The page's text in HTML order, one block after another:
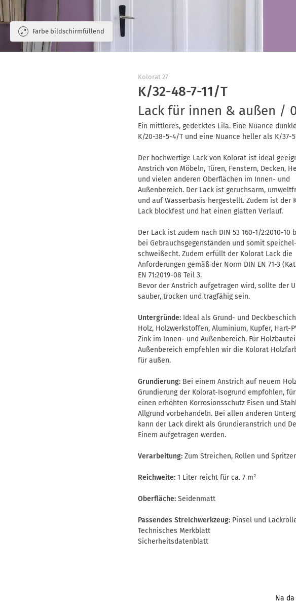
Farbe bildschirmfüllend
Kolorat
Farbpaletten
Kolorat 27
K/32-48-7-11/T
Lack für innen & außen /
Ein mittleres, gedecktes Lila. Eine Nuance
K/20-38-5-4/T und eine Nuance heller als K/37-
Der hochwertige Lack von Kolorat ist ideal
Anstrich von Möbeln, Türen, Fenstern, Decken,
und vielen anderen Oberflächen im Innen- und
Außenbereich. Der Lack ist geruchsarm,
und auf Wasserbasis hergestellt. Zudem ist der
Lack blockfest und hat einen glatten Verlauf.
Der Lack ist zudem nach DIN 53 160-1/2:2010-10
bei Gebrauchsgegenständen und somit
schweißecht. Zudem erfüllt der Kolorat Lack die
Anforderungen gemäß der Norm DIN EN 71-3
EN 71:2019-08 Teil 3.
Bevor der Anstrich aufgetragen wird, sollte der
sauber, trocken und tragfähig sein.
Untergründe: Ideal als Grund- und
Holz, Holzwerkstoffen, Aluminium, Kupfer, Hart-
Zink im Innen- und Außenbereich. Für
Außenbereich empfehlen wir die Kolorat
für außen.
Grundierung: Bei einem Anstrich auf neuem
Grundierung der Kolorat-Isogrund empfohlen, für
einen erhöhten Korrosionsschutz Eisen und
Allgrund vorbehandeln. Bei allen anderen
kann der Lack direkt als Grundieranstrich und
Einem aufgetragen werden.
Verarbeitung: Zum Streichen, Rollen und
Reichweite: 1 Liter reicht für ca. 7 m²
Oberfläche: Seidenmatt
Passendes Streichwerkzeug: Pinsel und
Technisches Merkblatt
Sicherheitsdatenblatt
Na